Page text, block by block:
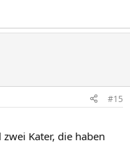
#15
Kater, die haben